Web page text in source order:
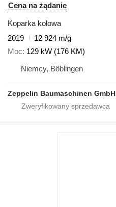
Cena na żądanie
Koparka kołowa
2019
12 924 m/g
Moc 129 kW (176 KM)
Niemcy, Böblingen
Zeppelin Baumaschinen GmbH